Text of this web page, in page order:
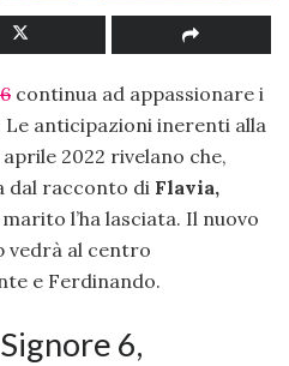
continua ad appassionare i
anticipazioni inerenti alla
2022 rivelano che,
dal racconto di Flavia,
l’ha lasciata. Il nuovo
vedrà al centro
e Ferdinando.
6,